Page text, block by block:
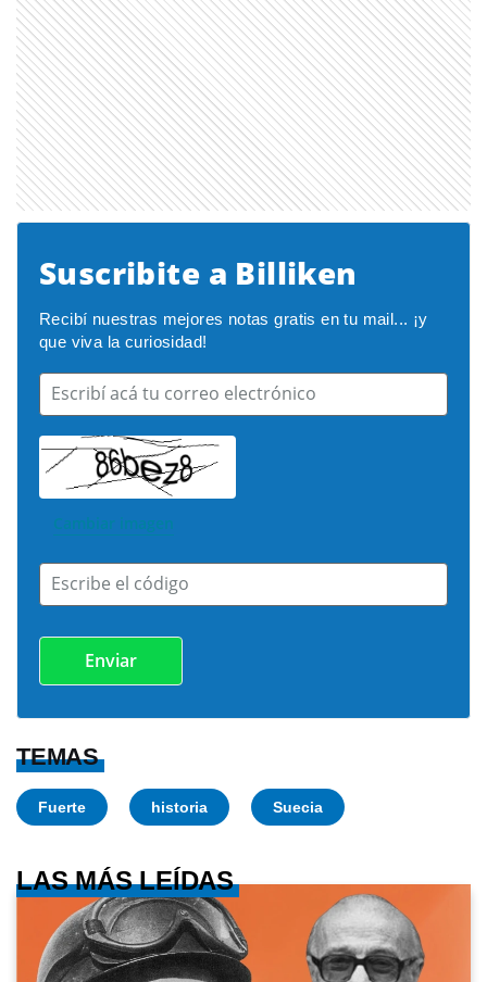
Suscribite a Billiken
Recibí nuestras mejores notas gratis en tu mail... ¡y
que viva la curiosidad!
Escribí acá tu correo electrónico
Cambiar imagen
Escribe el código
TEMAS
Fuerte historia Suecia
LAS MÁS LEÍDAS